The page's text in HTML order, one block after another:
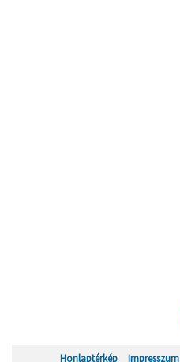
Honlaptérkép Impresszum